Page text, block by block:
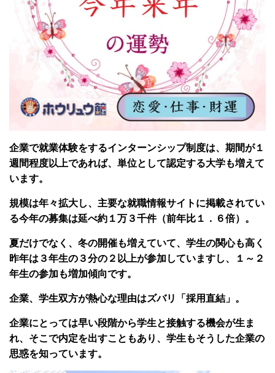
企業で就業体験をするインターンシップ制度は、期間が１
週間程度以上であれば、単位として認定する大学も増えて
います。
規模は年々拡大し、主要な就職情報サイトに掲載されてい
る今年の募集は延べ約１万３千件（前年比１．６倍）。
夏だけでなく、冬の開催も増えていて、学生の関心も高く
昨年は３年生の３分の２以上が参加していますし、１～２
年生の参加も増加傾向です。
企業、学生双方が熱心な理由はズバリ「採用直結」。
企業にとっては早い段階から学生と接触する機会が生ま
れ、そこで内定を出すこともあり、学生もそうした企業の
思惑を知っています。